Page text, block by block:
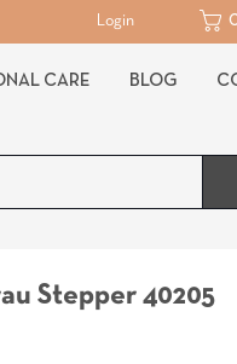
Login
CARE BLOG
Stepper 40205